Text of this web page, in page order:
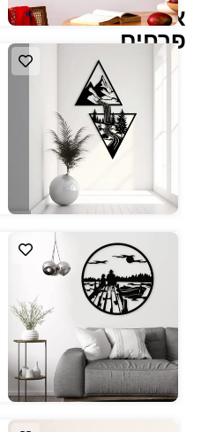
אופנות
פרחים